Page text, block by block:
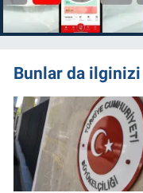
Bunlar da